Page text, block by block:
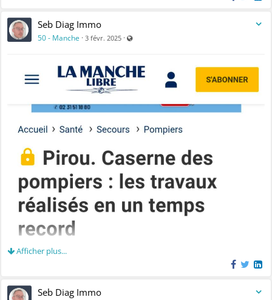
Seb Diag Immo
50 - Manche · 3 févr. 2025 ·
Afficher plus...
Seb Diag Immo